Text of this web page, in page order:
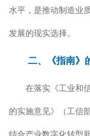
水平，是推动制造业
发展的现实选择。
二、《指南》
在落实《工业和
的实施意见》（工信